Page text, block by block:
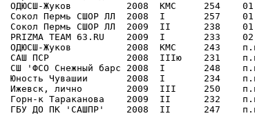
ОДЮСШ-Жуков          2008  КМС
Сокол Пермь СШОР ЛЛ  2008  I       257
Сокол Пермь СШОР ЛЛ  2009  II
PRIZMA TEAM 63.RU    2009  I
ОДЮСШ-Жуков          2008
САШ ПСР              2008
СШ 'ФСО Снежный барс 2008
Юность Чувашии       2008
Ижевск, лично        2009
Горн-к Тараканова    2009